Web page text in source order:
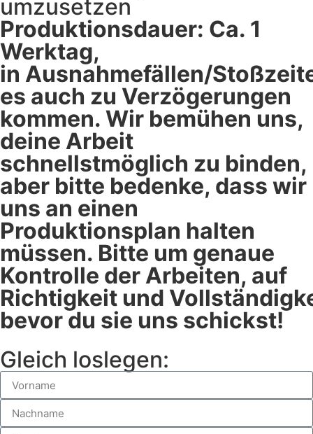
umzusetzen
Produktionsdauer: Ca. 1
Werktag,
in Ausnahmefällen/
es auch zu Verzögerungen
kommen. Wir bemühen uns,
deine Arbeit
schnellstmöglich zu binden,
aber bitte bedenke, dass wir
uns an einen
Produktionsplan halten
müssen. Bitte um genaue
Kontrolle der Arbeiten, auf
Richtigkeit und
bevor du sie uns schickst!
Gleich loslegen: